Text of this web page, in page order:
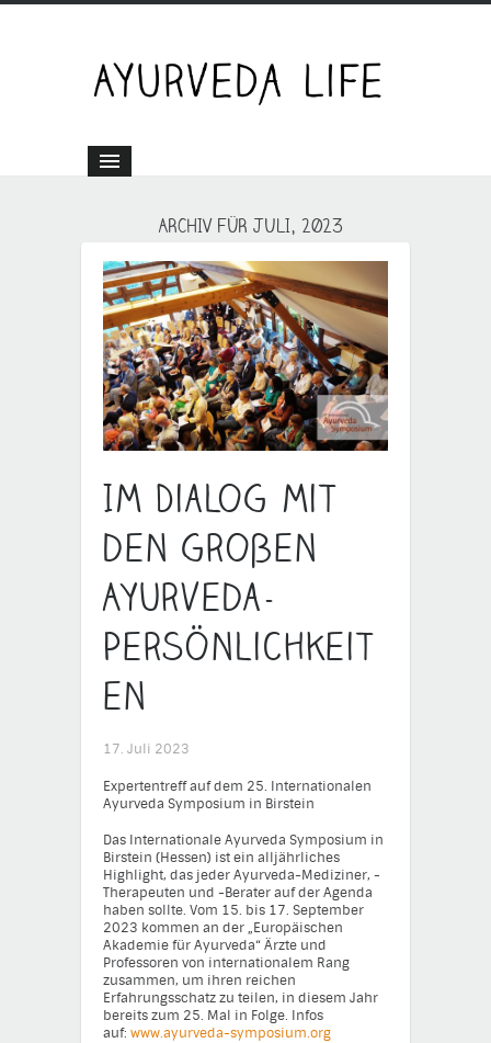
ARCHIV FÜR JULI, 2023
Im Dialog mit
den großen
Ayurveda-
Persönlichkeit
en
17. Juli 2023
Expertentreff auf dem 25. Internationalen
Ayurveda Symposium in Birstein
Das Internationale Ayurveda Symposium in
Birstein (Hessen) ist ein alljährliches
Highlight, das jeder Ayurveda-Mediziner, -
Therapeuten und -Berater auf der Agenda
haben sollte. Vom 15. bis 17. September
2023 kommen an der „Europäischen
Akademie für Ayurveda“ Ärzte und
Professoren von internationalem Rang
zusammen, um ihren reichen
Erfahrungsschatz zu teilen, in diesem Jahr
bereits zum 25. Mal in Folge. Infos
auf: www.ayurveda-symposium.org